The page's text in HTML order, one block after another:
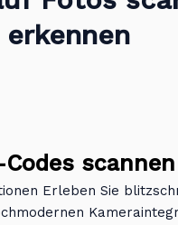
erkennen
Codes scannen
Erleben Sie